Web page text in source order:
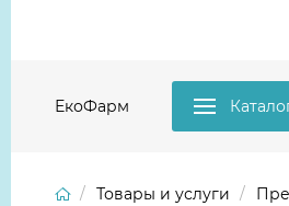
ЕкоФарм
Товары и услуги